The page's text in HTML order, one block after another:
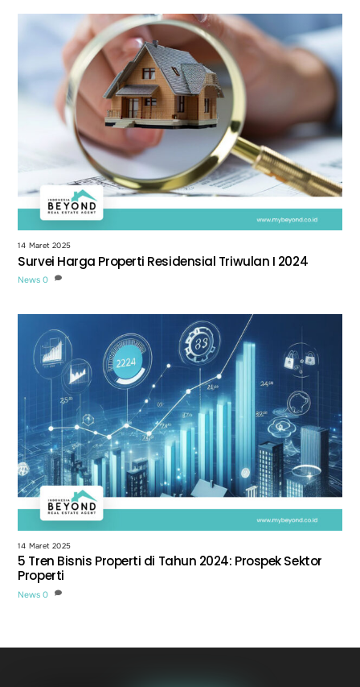
14 Maret 2025
Survei Harga Properti Residensial Triwulan I 2024
News 0
14 Maret 2025
5 Tren Bisnis Properti di Tahun 2024: Prospek Sektor
Properti
News 0